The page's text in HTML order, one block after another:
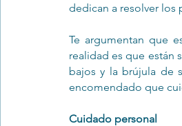
dedican a resolver los
Te argumentan que
realidad es que están
bajos y la brújula de
encomendado que
Cuidado personal